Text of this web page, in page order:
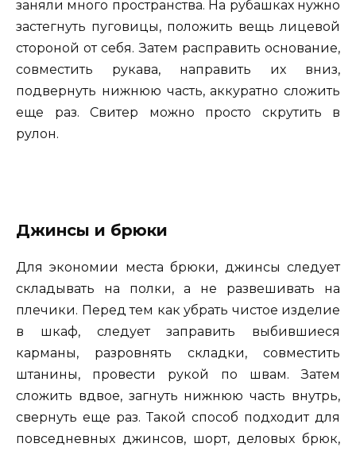
заняли много пространства. На рубашках нужно
застегнуть пуговицы, положить вещь лицевой
стороной от себя. Затем расправить основание,
совместить рукава, направить их вниз,
подвернуть нижнюю часть, аккуратно сложить
еще раз. Свитер можно просто скрутить в
рулон.
Джинсы и брюки
Для экономии места брюки, джинсы следует
складывать на полки, а не развешивать на
плечики. Перед тем как убрать чистое изделие
в шкаф, следует заправить выбившиеся
карманы, разровнять складки, совместить
штанины, провести рукой по швам. Затем
сложить вдвое, загнуть нижнюю часть внутрь,
свернуть еще раз. Такой способ подходит для
повседневных джинсов, шорт, деловых брюк,